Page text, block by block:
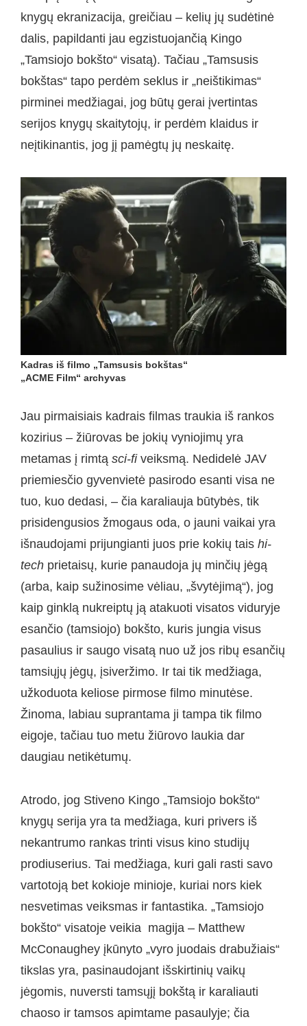
knygų ekranizacija, greičiau – kelių jų sudėtinė
dalis, papildanti jau egzistuojančią Kingo
„Tamsiojo bokšto“ visatą). Tačiau „Tamsusis
bokštas“ tapo perdėm seklus ir „neištikimas“
pirminei medžiagai, jog būtų gerai įvertintas
serijos knygų skaitytojų, ir perdėm klaidus ir
neįtikinantis, jog jį pamėgtų jų neskaitę.
Kadras iš filmo „Tamsusis bokštas“
„ACME Film“ archyvas
Jau pirmaisiais kadrais filmas traukia iš rankos
kozirius – žiūrovas be jokių vyniojimų yra
metamas į rimtą sci-fiveiksmą. Nedidelė JAV
priemiesčio gyvenvietė pasirodo esanti visa ne
tuo, kuo dedasi, – čia karaliauja būtybės, tik
prisidengusios žmogaus oda, o jauni vaikai yra
išnaudojami prijungianti juos prie kokių tais hi-
tech prietaisų, kurie panaudoja jų minčių jėgą
(arba, kaip sužinosime vėliau, „švytėjimą“), jog
kaip ginklą nukreiptų ją atakuoti visatos viduryje
esančio (tamsiojo) bokšto, kuris jungia visus
pasaulius ir saugo visatą nuo už jos ribų esančių
tamsiųjų jėgų, įsiveržimo. Ir tai tik medžiaga,
užkoduota keliose pirmose filmo minutėse.
Žinoma, labiau suprantama ji tampa tik filmo
eigoje, tačiau tuo metu žiūrovo laukia dar
daugiau netikėtumų.
Atrodo, jog Stiveno Kingo „Tamsiojo bokšto“
knygų serija yra ta medžiaga, kuri privers iš
nekantrumo rankas trinti visus kino studijų
prodiuserius. Tai medžiaga, kuri gali rasti savo
vartotoją bet kokioje minioje, kuriai nors kiek
nesvetimas veiksmas ir fantastika. „Tamsiojo
bokšto“ visatoje veikia magija – Matthew
McConaughey įkūnyto „vyro juodais drabužiais“
tikslas yra, pasinaudojant išskirtinių vaikų
jėgomis, nuversti tamsųjį bokštą ir karaliauti
chaoso ir tamsos apimtame pasaulyje; čia